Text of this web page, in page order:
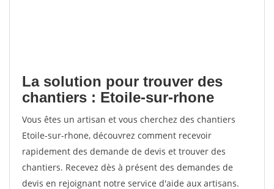
La solution pour trouver des
chantiers : Etoile-sur-rhone
Vous êtes un artisan et vous cherchez des chantiers
Etoile-sur-rhone, découvrez comment recevoir
rapidement des demande de devis et trouver des
chantiers. Recevez dès à présent des demandes de
devis en rejoignant notre service d'aide aux artisans.